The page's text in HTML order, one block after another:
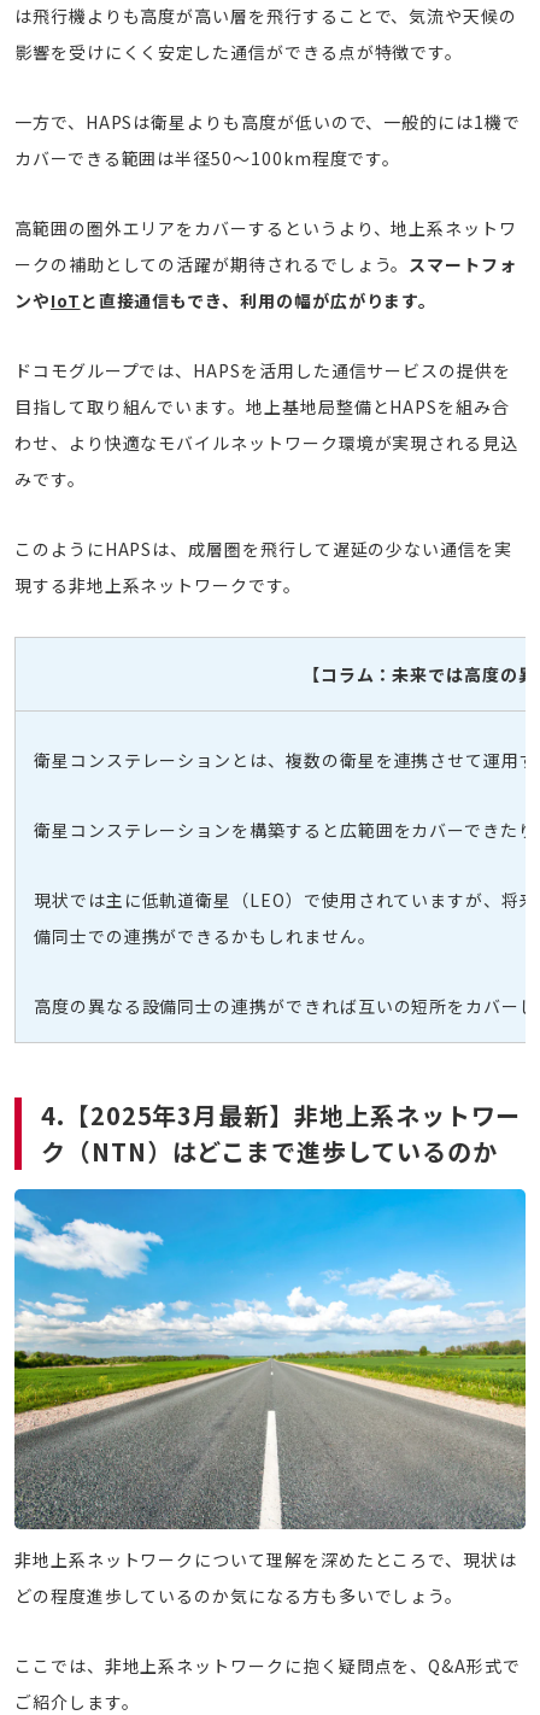
は飛行機よりも高度が高い層を飛行することで、気流や天候の
影響を受けにくく安定した通信ができる点が特徴です。
一方で、HAPSは衛星よりも高度が低いので、一般的には1機で
カバーできる範囲は半径50～100km程度です。
高範囲の圏外エリアをカバーするというより、地上系ネットワ
ークの補助としての活躍が期待されるでしょう。 スマートフォ
ンやIoT と直接通信もでき、利用の幅が広がります。
ドコモグループでは、HAPSを活用した通信サービスの提供を
目指して取り組んでいます。地上基地局整備とHAPSを組み合
わせ、より快適なモバイルネットワーク環境が実現される見込
みです。
このようにHAPSは、成層圏を飛行して遅延の少ない通信を実
現する非地上系ネットワークです。
【コラム：未来では高度の
衛星コンステレーションとは、複数の衛星を連携させて運用
衛星コンステレーションを構築すると広範囲をカバーできた
現状では主に低軌道衛星（LEO）で使用されていますが、将
備同士での連携ができるかもしれません。
高度の異なる設備同士の連携ができれば互いの短所をカバー
4.【2025年3月最新】非地上系ネットワー
ク（NTN）はどこまで進歩しているのか
非地上系ネットワークについて理解を深めたところで、現状は
どの程度進歩しているのか気になる方も多いでしょう。
ここでは、非地上系ネットワークに抱く疑問点を、Q&A形式で
ご紹介します。